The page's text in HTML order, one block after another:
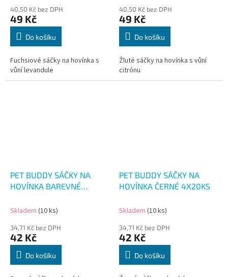
40,50 Kč bez DPH
49 Kč
Do košíku
Fuchsiové sáčky na hovínka s
vůní levandule
40,50 Kč bez DPH
49 Kč
Do košíku
Žluté sáčky na hovínka s vůní
citrónu
PET BUDDY SÁČKY NA
HOVÍNKA BAREVNÉ
Skladem (10 ks)
34,71 Kč bez DPH
42 Kč
Do košíku
PET BUDDY SÁČKY NA
HOVÍNKA ČERNÉ 4X20KS
Skladem (10 ks)
34,71 Kč bez DPH
42 Kč
Do košíku